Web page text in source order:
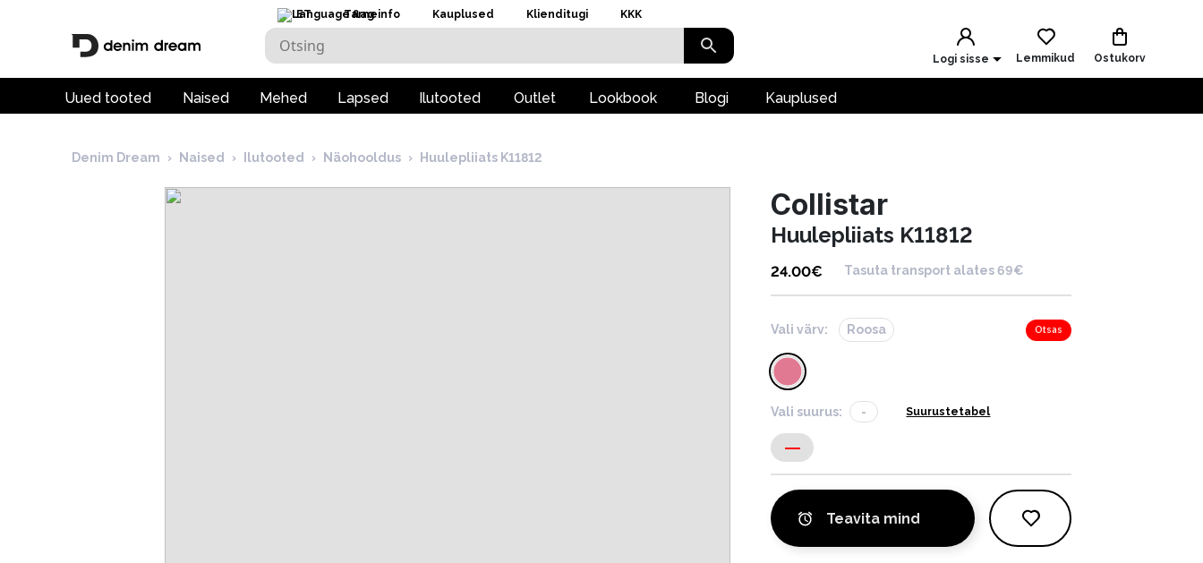
ET Tarneinfo Kauplused Klienditugi KKK
Logi sisse Lemmikud Ostukorv
Uued tooted Naised Mehed Lapsed Ilutooted Outlet Lookbook Blogi Kauplused
Denim Dream › Naised › Ilutooted › Näohooldus › Huulepliiats K11812
Collistar
Huulepliiats K11812
24.00€ Tasuta transport alates 69€
Vali värv: Roosa Otsas
Vali suurus: - Suurustetabel
-
Teavita mind